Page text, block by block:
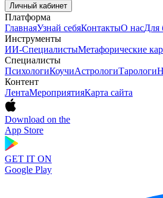
Личный кабинет
Платформа
ГлавнаяУзнай себяКонтактыО насДля
Инструменты
ИИ-СпециалистыМетафорические
Специалисты
ПсихологиКоучиАстрологиТарологи
Контент
ЛентаМероприятияКарта сайта
Download on the
App Store
GET IT ON
Google Play